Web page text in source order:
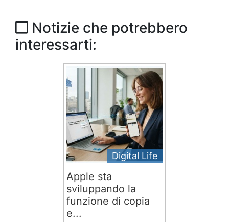
Notizie che potrebbero
interessarti:
Digital Life
Apple sta
sviluppando la
funzione di copia
e...